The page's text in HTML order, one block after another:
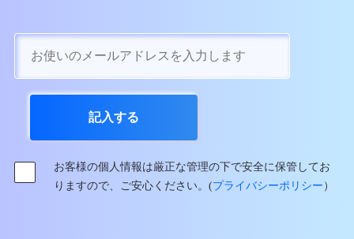
お客様の個人情報は厳正な管理の下で安全に保管してお
りますので、ご安心ください。(プライバシーポリシー ）